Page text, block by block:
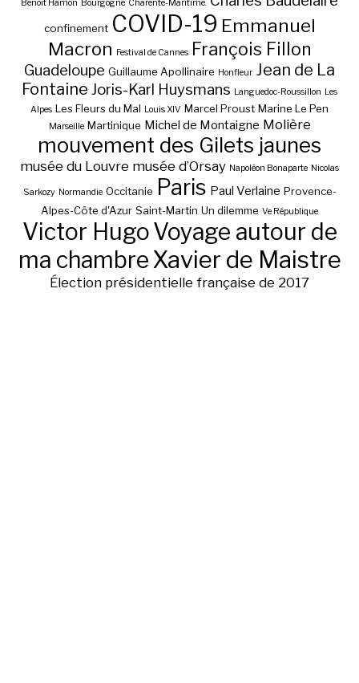
Benoît Hamon Bourgogne Charente-Maritime.
confinement COVID-19 Emmanuel
Macron Festival de Cannes François Fillon
Guadeloupe Guillaume Apollinaire Honfleur Jean de La
Fontaine Joris-Karl Huysmans Languedoc-Roussillon Les
Alpes Les Fleurs du Mal Louis XIV Marcel Proust Marine Le Pen
Marseille Martinique Michel de Montaigne Molière
mouvement des Gilets jaunes
musée du Louvre musée d’Orsay Napoléon Bonaparte Nicolas
Sarkozy Normandie Occitanie Paris Paul Verlaine Provence-
Alpes-Côte d'Azur Saint-Martin Un dilemme Ve République
Victor HugoVoyage autour de
ma chambreXavier de Maistre
Élection présidentielle française de 2017